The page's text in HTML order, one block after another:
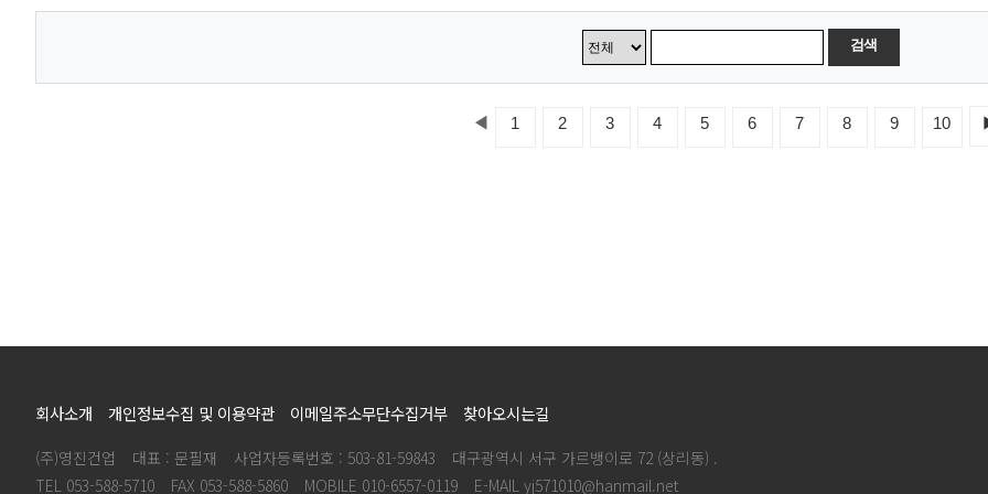
검색
◀ 1 2 3 4 5 6 7 8 9 10
회사소개 개인정보수집 및 이용약관 이메일주소무단수집거부 찾아오시는길
(주)영진건업 대표 : 문필재 사업자등록번호 : 503-81-59843
대구광역시 서구 가르뱅이로 72 (상리동) .
TEL 053-588-5710
FAX 053-588-5860 MOBILE 010-6557-0119 E-MAIL yj571010@hanmail.net